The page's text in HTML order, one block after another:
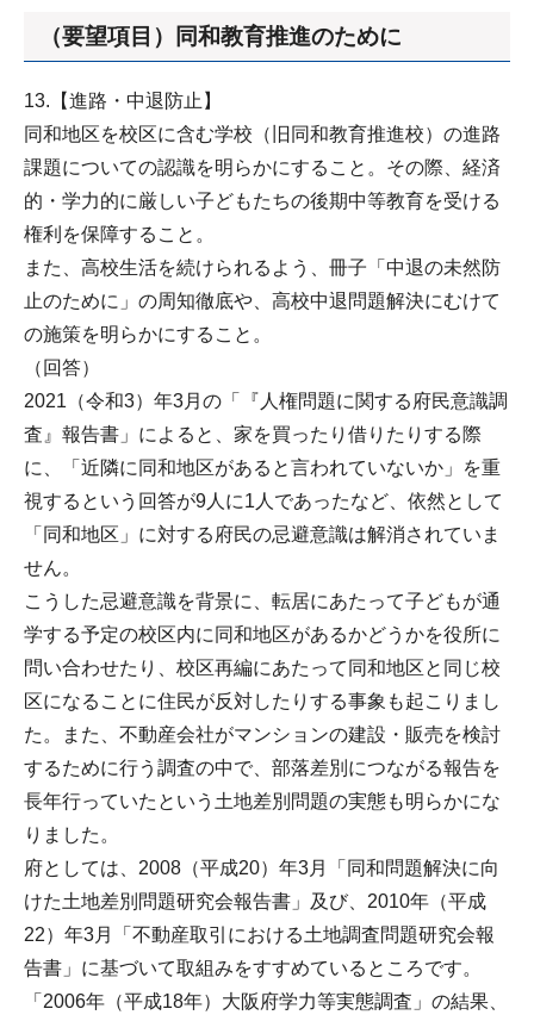
（要望項目）同和教育推進のために
13.【進路・中退防止】
同和地区を校区に含む学校（旧同和教育推進校）の進路
課題についての認識を明らかにすること。その際、経済
的・学力的に厳しい子どもたちの後期中等教育を受ける
権利を保障すること。
また、高校生活を続けられるよう、冊子「中退の未然防
止のために」の周知徹底や、高校中退問題解決にむけて
の施策を明らかにすること。
（回答）
2021（令和3）年3月の「『人権問題に関する府民意識調
査』報告書」によると、家を買ったり借りたりする際
に、「近隣に同和地区があると言われていないか」を重
視するという回答が9人に1人であったなど、依然として
「同和地区」に対する府民の忌避意識は解消されていま
せん。
こうした忌避意識を背景に、転居にあたって子どもが通
学する予定の校区内に同和地区があるかどうかを役所に
問い合わせたり、校区再編にあたって同和地区と同じ校
区になることに住民が反対したりする事象も起こりまし
た。また、不動産会社がマンションの建設・販売を検討
するために行う調査の中で、部落差別につながる報告を
長年行っていたという土地差別問題の実態も明らかにな
りました。
府としては、2008（平成20）年3月「同和問題解決に向
けた土地差別問題研究会報告書」及び、2010年（平成
22）年3月「不動産取引における土地調査問題研究会報
告書」に基づいて取組みをすすめているところです。
「2006年（平成18年）大阪府学力等実態調査」の結果、